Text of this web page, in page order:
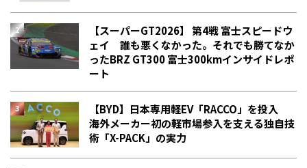
【スーパーGT2026】 第4戦 富士スピードウ
ェイ 誰も悪くなかった。それでも勝てなか
った――BRZ GT300 富士300kmインサイドレポ
ート
【BYD】日本専用軽EV「RACCO」を投入
海外メーカー初の軽市場参入を支える独自技
術「X-PACK」の実力